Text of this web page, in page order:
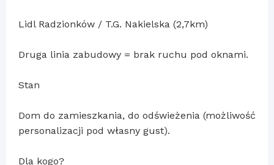
Lidl Radzionków / T.G. Nakielska (2,7km)
Druga linia zabudowy = brak ruchu pod oknami.
Stan
Dom do zamieszkania, do odświeżenia (możliwość
personalizacji pod własny gust).
Dla kogo?